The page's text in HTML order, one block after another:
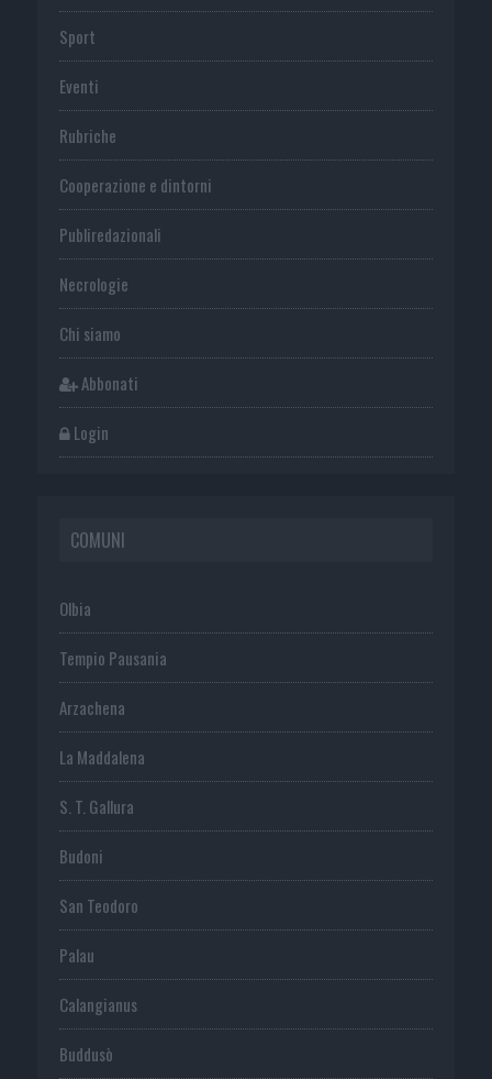
Sport
Eventi
Rubriche
Cooperazione e dintorni
Publiredazionali
Necrologie
Chi siamo
Abbonati
Login
COMUNI
Olbia
Tempio Pausania
Arzachena
La Maddalena
S. T. Gallura
Budoni
San Teodoro
Palau
Calangianus
Buddusò